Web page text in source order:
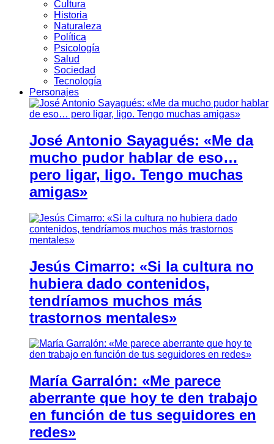
Cultura
Historia
Naturaleza
Política
Psicología
Salud
Sociedad
Tecnología
Personajes
José Antonio Sayagués: «Me da
mucho pudor hablar de eso…
pero ligar, ligo. Tengo muchas
amigas»
Jesús Cimarro: «Si la cultura no
hubiera dado contenidos,
tendríamos muchos más
trastornos mentales»
María Garralón: «Me parece
aberrante que hoy te den trabajo
en función de tus seguidores en
redes»